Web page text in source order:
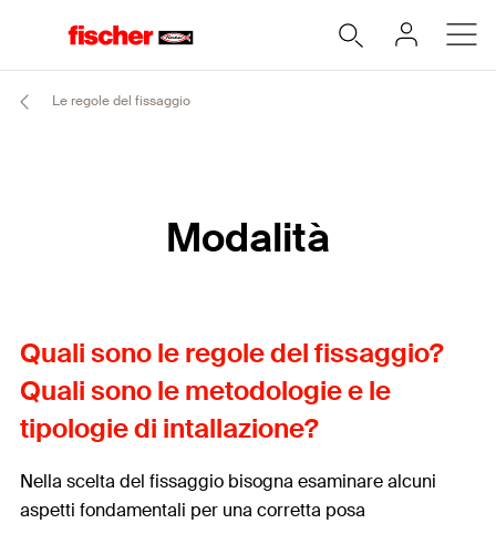
Le regole del fissaggio
Modalità
Quali sono le regole del fissaggio?
Quali sono le metodologie e le
tipologie di intallazione?
Nella scelta del fissaggio bisogna esaminare alcuni
aspetti fondamentali per una corretta posa